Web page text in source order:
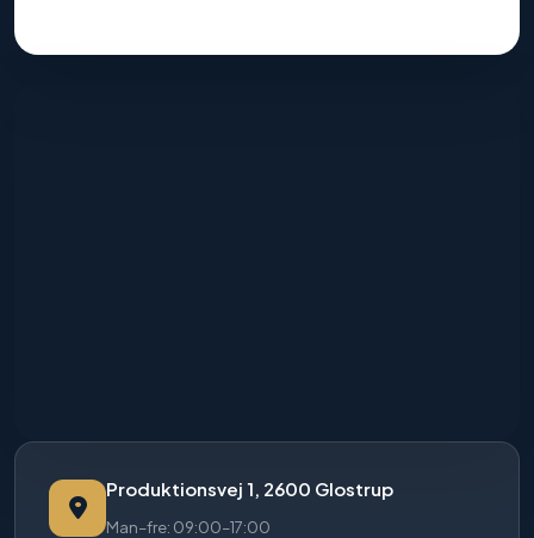
Produktionsvej 1, 2600 Glostrup
Man–fre: 09:00–17:00